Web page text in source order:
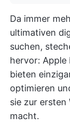
Da immer
ultimativen
suchen,
hervor: Apple
bieten
optimieren
sie zur ersten
macht.